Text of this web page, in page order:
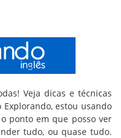
Veja dicas e técnicas
estou usando
ponto em que posso ver
tudo, ou quase tudo.